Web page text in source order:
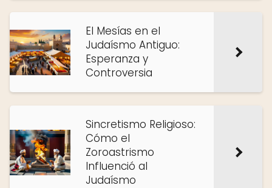
El Mesías en el
Judaísmo Antiguo:
Esperanza y
Controversia
Sincretismo Religioso:
Cómo el
Zoroastrismo
Influenció al
Judaísmo